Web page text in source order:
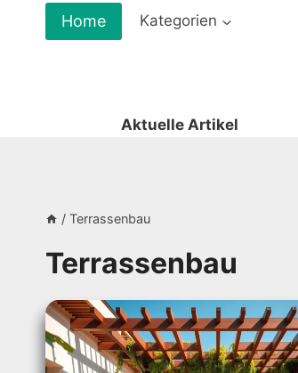
Home Kategorien
Aktuelle Artikel
/ Terrassenbau
Terrassenbau